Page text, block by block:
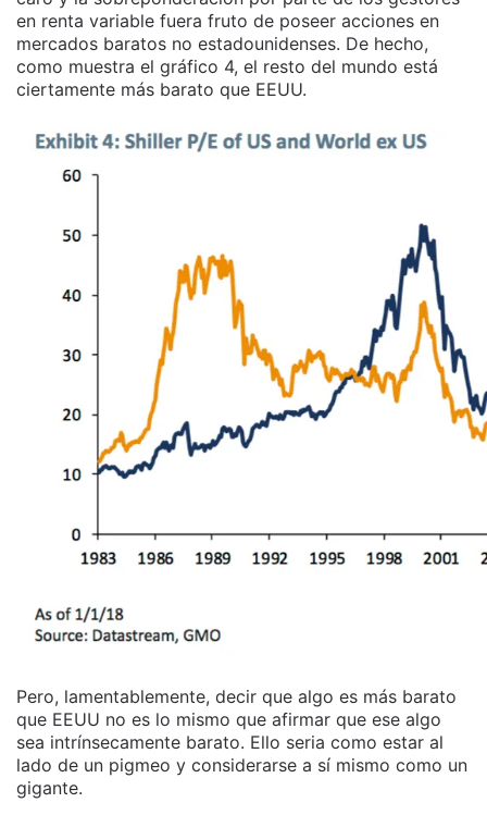
en renta variable fuera fruto de poseer acciones en
mercados baratos no estadounidenses. De hecho,
como muestra el gráfico 4, el resto del mundo está
ciertamente más barato que EEUU.
Pero, lamentablemente, decir que algo es más barato
que EEUU no es lo mismo que afirmar que ese algo
sea intrínsecamente barato. Ello seria como estar al
lado de un pigmeo y considerarse a sí mismo como un
gigante.